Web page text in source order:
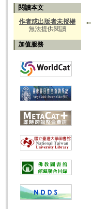
閱讀本文
作者或出版者未授權
無法提供閱讀
加值服務